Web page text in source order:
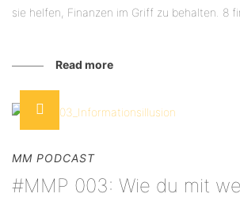
sie helfen, Finanzen im Griff zu behalten. 8
Read more
MM PODCAST
#MMP 003: Wie du mit